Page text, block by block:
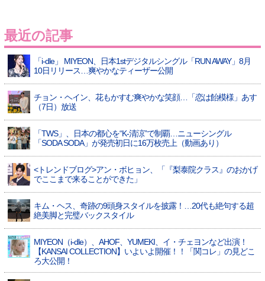
最近の記事
「i-dle」 MIYEON、日本1stデジタルシングル「RUN AWAY」8月
10日リリース…爽やかなティーザー公開
チョン・ヘイン、花もかすむ爽やかな笑顔…「恋は飴模様」あす
（7日）放送
「TWS」、日本の都心を“K-清涼”で制覇…ニューシングル
「SODA SODA」が発売初日に16万枚売上（動画あり）
<トレンドブログ>アン・ボヒョン、「『梨泰院クラス』のおかげ
でここまで来ることができた」
キム・ヘス、奇跡の9頭身スタイルを披露！…20代も絶句する超
絶美脚と完璧バックスタイル
MIYEON（i-dle）、​AHOF​、YUMEKI、イ・チェヨンなど出演！
【KANSAI COLLECTION】いよいよ開催！！「関コレ」の見どこ
ろ大公開！